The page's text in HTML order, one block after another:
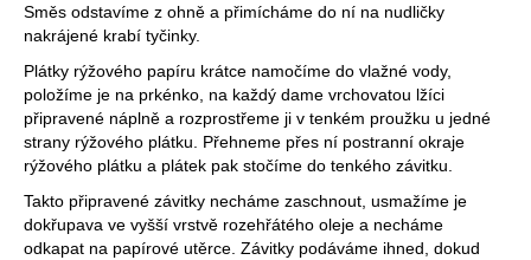
Směs odstavíme z ohně a přimícháme do ní na nudličky
nakrájené krabí tyčinky.
Plátky rýžového papíru krátce namočíme do vlažné vody,
položíme je na prkénko, na každý dame vrchovatou lžíci
připravené náplně a rozprostřeme ji v tenkém proužku u jedné
strany rýžového plátku. Přehneme přes ní postranní okraje
rýžového plátku a plátek pak stočíme do tenkého závitku.
Takto připravené závitky necháme zaschnout, usmažíme je
dokřupava ve vyšší vrstvě rozehřátého oleje a necháme
odkapat na papírové utěrce. Závitky podáváme ihned, dokud